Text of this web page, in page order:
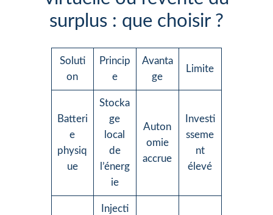
surplus : que choisir ?
Soluti
on
Princip
e
Avanta
ge
Limite
Batteri
e
physiq
ue
Stocka
ge
local
de
l’énerg
ie
Auton
omie
accrue
Investi
sseme
nt
élevé
Injecti